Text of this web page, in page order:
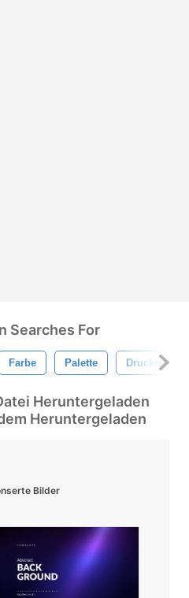
Searches For
Farbe Palette Drucken
Heruntergeladen
Heruntergeladen
Bilder